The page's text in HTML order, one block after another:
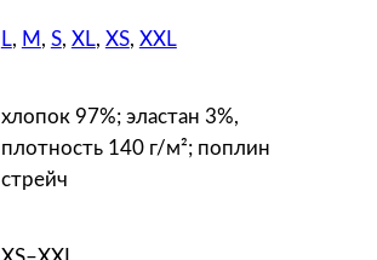
L, M , S, XL, XS, XXL
хлопок 97%; эластан 3%,
плотность 140 г/м²; поплин
стрейч